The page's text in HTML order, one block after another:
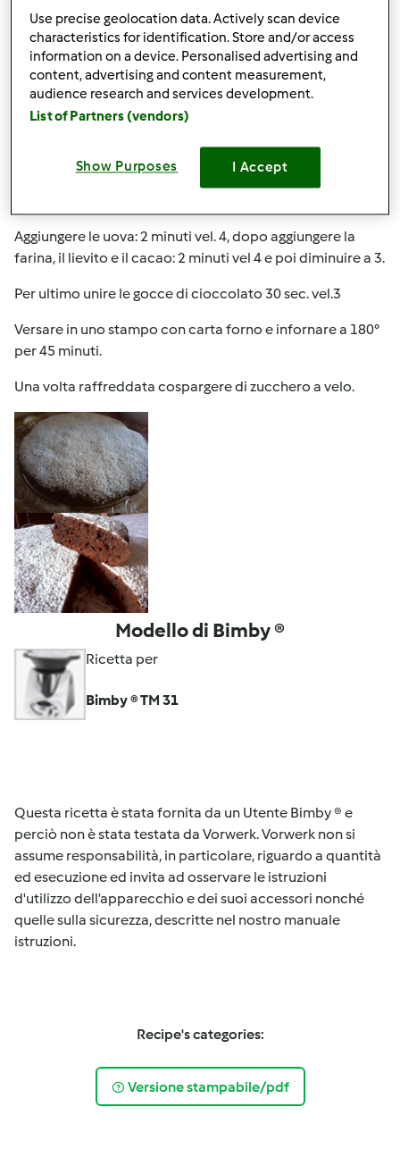
Questa ricetta mi interessa
Inserire la farfalla.
Aggiungere le uova:2 minuti vel. 4, dopo aggiungere la
farina, il lievito e il cacao:2 minuti vel 4 e poi diminuire a 3.
Per ultimo unire le gocce di cioccolato 30 sec. vel.3
Versare in uno stampo con carta forno e infornare a 180°
per 45 minuti.
Una volta raffreddata cospargere di zucchero a velo.
Modello di Bimby ®
Ricetta per
Bimby ® TM 31
Questa ricetta è stata fornita da un Utente Bimby ® e
perciò non è stata testata da Vorwerk. Vorwerk non si
assume responsabilità, in particolare, riguardo a quantità
ed esecuzione ed invita ad osservare le istruzioni
d'utilizzo dell’apparecchio e dei suoi accessori nonché
quelle sulla sicurezza, descritte nel nostro manuale
istruzioni.
Recipe's categories:
Versione stampabile/pdf
Use precise geolocation data. Actively scan device
characteristics for identification. Store and/or access
information on a device. Personalised advertising and
content, advertising and content measurement,
audience research and services development.
List of Partners (vendors)
Show Purposes I Accept